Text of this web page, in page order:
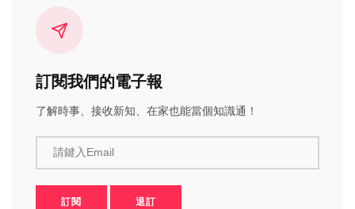
訂閱我們的電子報
了解時事、接收新知、在家也能當個知識通！
請鍵入Email
訂閱 退訂